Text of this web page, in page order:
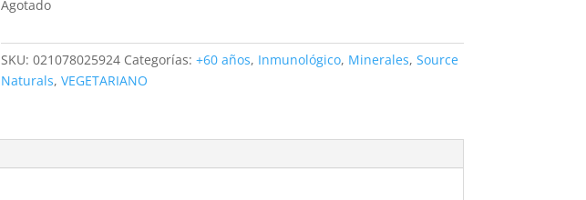
Agotado
SKU: 021078025924 Categorías: +60 años, Inmunológico, Minerales, Source
Naturals, VEGETARIANO